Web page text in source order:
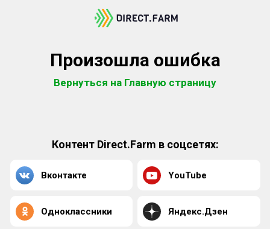
Произошла ошибка
Вернуться на Главную страницу
Контент Direct.Farm в соцсетях:
Вконтакте YouTube
Одноклассники Яндекс.Дзен